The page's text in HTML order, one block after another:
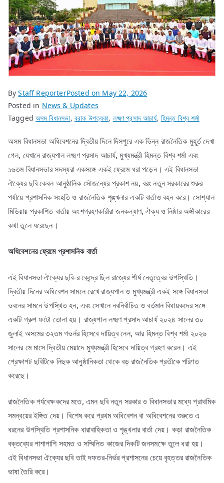
ByStaff ReporterPosted on May 22, 2026
Posted in News & Updates
Taggedঅসম বিধানসভা, বরাক উপত্যকা, লক্ষ্মণ প্রসাদ আচার্য, হিমন্ত বিশ্ব শর্মা
অসম বিধানসভা অধিবেশনের দ্বিতীয় দিনে দিসপুরে এক ভিন্ন রাজনৈতিক মুহূর্ত দেখা
গেল, যেখানে রাজ্যপাল লক্ষ্মণ প্রসাদ আচার্য, মুখ্যমন্ত্রী হিমন্ত বিশ্ব শর্মা এবং
১৬তম বিধানসভার সদস্যরা একসঙ্গে একই ফ্রেমে ধরা পড়েন। এই বিধানসভা
ঐক্যের ছবি কেবল আনুষ্ঠানিক সৌজন্যের প্রকাশ নয়, বরং নতুন সরকারের শুরুর
পর্যায়ে প্রশাসনিক সংহতি ও রাজনৈতিক শৃঙ্খলার একটি বার্তাও বহন করে। সোশ্যাল
মিডিয়ায় প্রকাশিত বার্তায় অংশগ্রহণকারীরা জনকল্যাণ, ঐক্য ও নিষ্ঠার অঙ্গীকারের
কথা তুলে ধরেছেন।
অধিবেশনেরফ্রেমেপ্রশাসনিকবার্তা
এই বিধানসভা ঐক্যের ছবি-র কেন্দ্রে ছিল রাজ্যের শীর্ষ নেতৃত্বের উপস্থিতি।
দ্বিতীয় দিনের অধিবেশন সামনে রেখে রাজ্যপাল ও মুখ্যমন্ত্রী একই সঙ্গে বিধানসভা
ভবনের সামনে উপস্থিত হন, এবং সেখানে নবনির্বাচিত ও বর্তমান বিধায়কদের সঙ্গে
একটি গ্রুপ ফটো তোলা হয়। রাজ্যপাল লক্ষ্মণ প্রসাদ আচার্য ২০২৪ সালের ৩০
জুলাই অসমের ৩২তম গভর্নর হিসেবে দায়িত্ব নেন, আর হিমন্ত বিশ্ব শর্মা ২০২৬
সালের মে মাসে দ্বিতীয় মেয়াদে মুখ্যমন্ত্রী হিসেবে দায়িত্ব গ্রহণ করেন। এই
প্রেক্ষাপট ছবিটিকে নিছক আনুষ্ঠানিকতা থেকে বড় রাজনৈতিক প্রতীকে পরিণত
করেছে।
রাজনৈতিক পর্যবেক্ষকদের মতে, এমন ছবি নতুন সরকার ও বিধানসভার মধ্যে প্রাথমিক
সমন্বয়ের ইঙ্গিত দেয়। বিশেষ করে প্রথম অধিবেশন বা অধিবেশনের শুরুতে এ
ধরনের উপস্থিতি প্রশাসনিক ধারাবাহিকতা ও শৃঙ্খলার বার্তা দেয়। কড়া রাজনৈতিক
বক্তব্যের পাশাপাশি সহমত ও সম্মিলিত কাজের দিকটি জনসমক্ষে তুলে ধরা হয়।
এই বিধানসভা ঐক্যের ছবি তাই দফতর-নির্ভর প্রশাসনের চেয়ে বৃহত্তর রাজনৈতিক
ভাষা তৈরি করে।